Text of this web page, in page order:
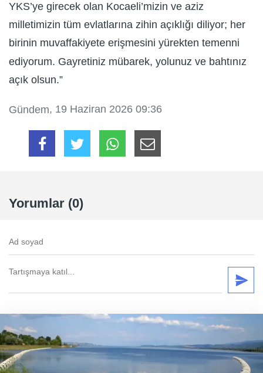
YKS’ye girecek olan Kocaeli’mizin ve aziz
milletimizin tüm evlatlarına zihin açıklığı diliyor; her
birinin muvaffakiyete erişmesini yürekten temenni
ediyorum. Gayretiniz mübarek, yolunuz ve bahtınız
açık olsun.”
Gündem, 19 Haziran 2026 09:36
Yorumlar (0)